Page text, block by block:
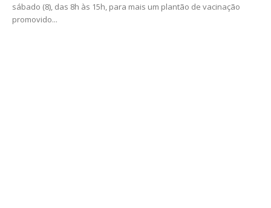
sábado (8), das 8h às 15h, para mais um plantão de vacinação
promovido...